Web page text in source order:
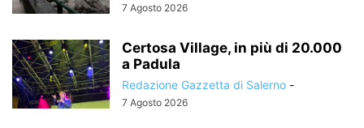
7 Agosto 2026
Certosa Village, in più di 20.000
a Padula
Redazione Gazzetta di Salerno -
7 Agosto 2026